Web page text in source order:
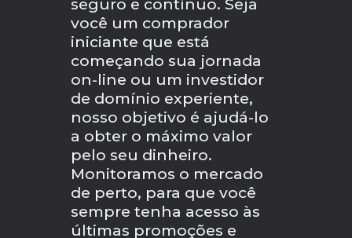
seguro e contínuo. Seja
você um comprador
iniciante que está
começando sua jornada
on-line ou um investidor
de domínio experiente,
nosso objetivo é ajudá-lo
a obter o máximo valor
pelo seu dinheiro.
Monitoramos o mercado
de perto, para que você
sempre tenha acesso às
últimas promoções e